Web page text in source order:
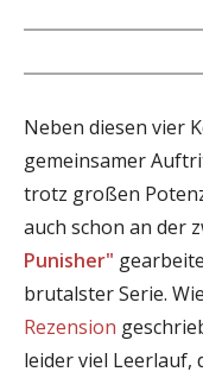
Neben diesen vier
gemeinsamer
trotz großen
auch schon an der
Punisher"
brutalster Serie.
Rezension
leider viel Leerlauf,